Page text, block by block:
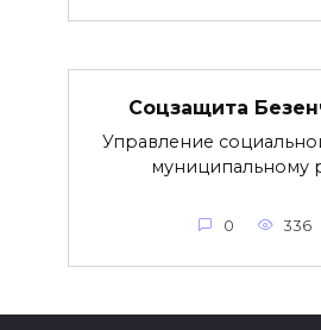
Соцзащита
Управление
муниципальному
0 336